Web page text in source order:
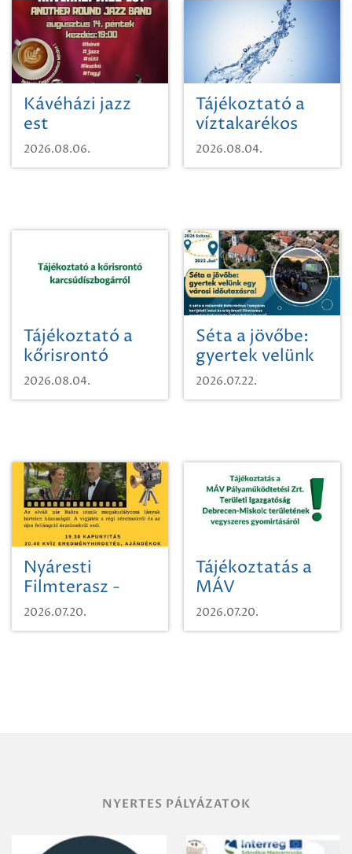
Kávéházi jazz
est
2026.08.06.
Tájékoztató a
víztakarékos
vízhasználatról
2026.08.04.
Tájékoztató a
kőrisrontó
karcsúdíszbogárról
2026.08.04.
Séta a jövőbe:
gyertek velünk
egy városi
időutazásra!
2026.07.22.
Nyáresti
Filmterasz -
Beugró a
Paradicsomba
2026.07.20.
Tájékoztatás a
MÁV
Pályaműködtetési
Zrt. Területi
2026.07.20.
NYERTES PÁLYÁZATOK